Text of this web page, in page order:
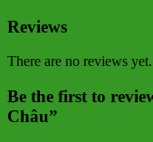
Reviews
There are no reviews yet.
Be the first to
Châu”